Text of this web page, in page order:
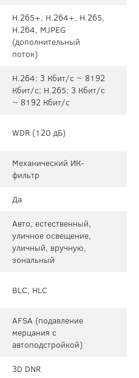
H.265+, H.264+, H.265,
H.264, MJPEG
(дополнительный
поток)
H.264: 3 Кбит/с ~ 8192
Кбит/с; H.265: 3 Кбит/с
~ 8192 Кбит/с
WDR (120 дБ)
Механический ИК-
фильтр
Да
Авто, естественный,
уличное освещение,
уличный, вручную,
зональный
BLC, HLC
AFSA (подавление
мерцания с
автоподстройкой)
3D DNR